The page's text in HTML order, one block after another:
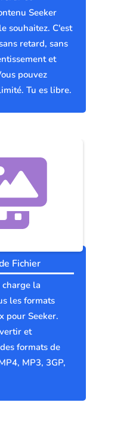
Seeker
souhaitez. C'est
retard, sans
et
pouvez
Tu es libre.
Fichier
charge la
les formats
pour Seeker.
et
formats de
MP3, 3GP,